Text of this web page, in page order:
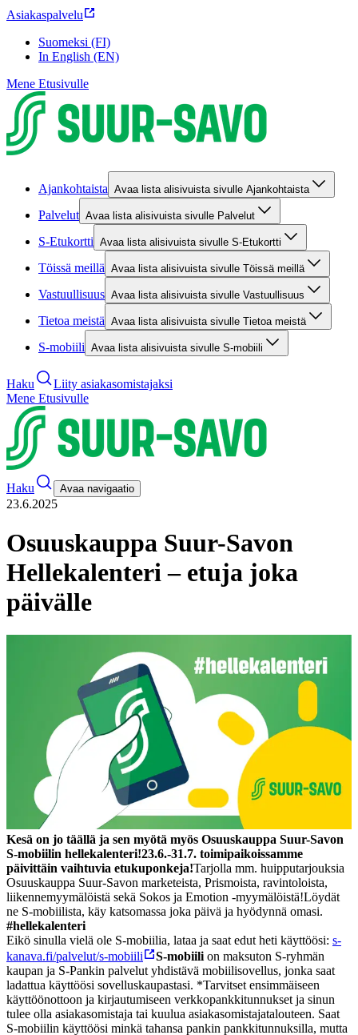
Asiakaspalvelu
Suomeksi (FI)
In English (EN)
Mene Etusivulle
Ajankohtaista Avaa lista alisivuista sivulle Ajankohtaista
Palvelut Avaa lista alisivuista sivulle Palvelut
S-Etukortti Avaa lista alisivuista sivulle S-Etukortti
Töissä meillä Avaa lista alisivuista sivulle Töissä meillä
Vastuullisuus Avaa lista alisivuista sivulle Vastuullisuus
Tietoa meistä Avaa lista alisivuista sivulle Tietoa meistä
S-mobiili Avaa lista alisivuista sivulle S-mobiili
Haku
Liity asiakasomistajaksi
Mene Etusivulle
Haku Avaa navigaatio
23.6.2025
Osuuskauppa Suur-Savon
Hellekalenteri – etuja joka
päivälle
Kesä on jo täällä ja sen myötä myös Osuuskauppa Suur-Savon
S-mobiilin hellekalenteri!23.6.-31.7. toimipaikoissamme
päivittäin vaihtuvia etukuponkeja!Tarjolla mm. huipputarjouksia
Osuuskauppa Suur-Savon marketeista, Prismoista, ravintoloista,
liikennemyymälöistä sekä Sokos ja Emotion -myymälöistä!Löydät
ne S-mobiilista, käy katsomassa joka päivä ja hyödynnä omasi.
#hellekalenteri
Eikö sinulla vielä ole S-mobiilia, lataa ja saat edut heti käyttöösi: s-
kanava.fi/palvelut/s-mobiili
S-mobiili on maksuton S-ryhmän
kaupan ja S-Pankin palvelut yhdistävä mobiilisovellus, jonka saat
ladattua käyttöösi sovelluskaupastasi. *Tarvitset ensimmäiseen
käyttöönottoon ja kirjautumiseen verkkopankkitunnukset ja sinun
tulee olla asiakasomistaja tai kuulua asiakasomistajatalouteen. Saat
S-mobiilin käyttöösi minkä tahansa pankin pankkitunnuksilla, mutta